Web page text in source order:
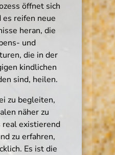
öffnet sich
es reifen neue
heran, die
und
die in der
kindlichen
sind, heilen.
zu begleiten,
näher zu
real existierend
zu erfahren,
Es ist die